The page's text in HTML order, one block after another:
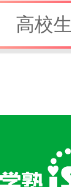
高校生